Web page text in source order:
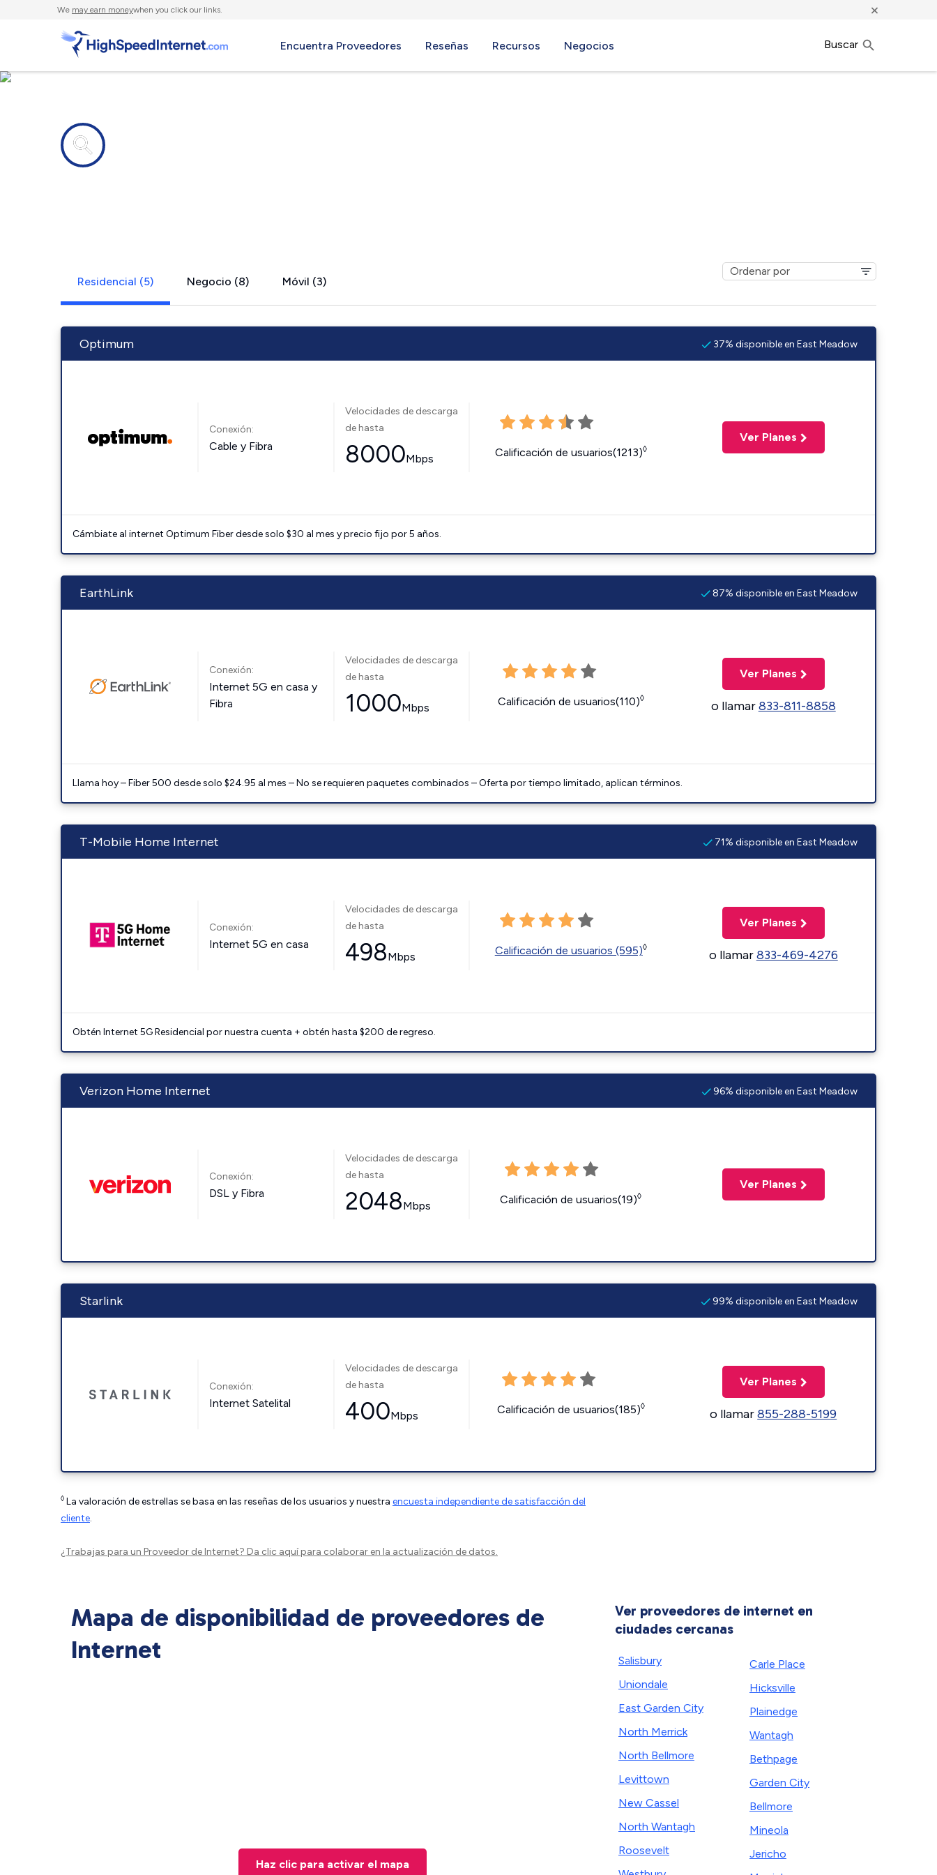
We may earn moneywhen you click our links. ×
Encuentra Proveedores Reseñas Recursos Negocios Buscar
Residencial (5) Negocio (8) Móvil (3)
Optimum 37% disponible en East Meadow
Conexión:
Cable y Fibra
Velocidades de descarga
de hasta
8000Mbps Calificación de usuarios(1213)◊
Ver Planes
Cámbiate al internet Optimum Fiber desde solo $30 al mes y precio fijo por 5 años.
EarthLink 87% disponible en East Meadow
Conexión:
Internet 5G en casa y
Fibra
Velocidades de descarga
de hasta
1000Mbps Calificación de usuarios(110)◊
Ver Planes
o llamar833-811-8858
Llama hoy – Fiber 500 desde solo $24.95 al mes – No se requieren paquetes combinados – Oferta por tiempo limitado, aplican términos.
T-Mobile Home Internet 71% disponible en East Meadow
Conexión:
Internet 5G en casa
Velocidades de descarga
de hasta
498Mbps Calificación de usuarios (595)◊
Ver Planes
o llamar833-469-4276
Obtén Internet 5G Residencial por nuestra cuenta + obtén hasta $200 de regreso.
Verizon Home Internet 96% disponible en East Meadow
Conexión:
DSL y Fibra
Velocidades de descarga
de hasta
2048Mbps Calificación de usuarios(19)◊
Ver Planes
Starlink 99% disponible en East Meadow
Conexión:
Internet Satelital
Velocidades de descarga
de hasta
400Mbps Calificación de usuarios(185)◊
Ver Planes
o llamar855-288-5199
◊ La valoración de estrellas se basa en las reseñas de los usuarios y nuestra encuesta independiente de satisfacción del
cliente.
¿Trabajas para un Proveedor de Internet? Da clic aquípara colaborar en la actualización de datos.
Mapa de disponibilidad de proveedores de
Internet
Haz clic para activar el mapa
Ver proveedores de internet en
ciudades cercanas
Salisbury
Uniondale
East Garden City
North Merrick
North Bellmore
Levittown
New Cassel
North Wantagh
Roosevelt
Carle Place
Hicksville
Plainedge
Wantagh
Bethpage
Garden City
Bellmore
Mineola
Jericho